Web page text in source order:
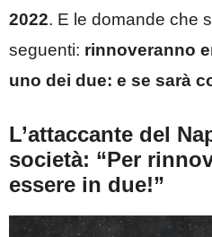
2022. E le domande che
seguenti: rinnoveranno
uno dei due: e se sarà
L’attaccante del
società: “Per
essere in due!”